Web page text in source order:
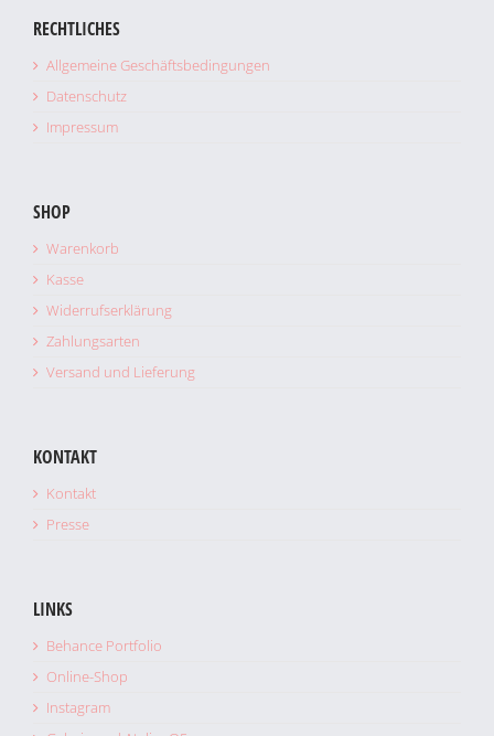
RECHTLICHES
Allgemeine Geschäftsbedingungen
Datenschutz
Impressum
SHOP
Warenkorb
Kasse
Widerrufserklärung
Zahlungsarten
Versand und Lieferung
KONTAKT
Kontakt
Presse
LINKS
Behance Portfolio
Online-Shop
Instagram